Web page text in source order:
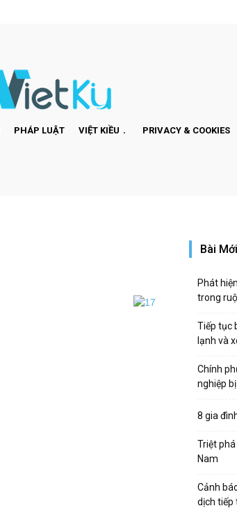
PHÁP LUẬT VIỆT KIỀU PRIVACY & COOKIES
Bài Mới
Phát
trong
Tiếp tục
lạnh và
Chính
nghiệp
8 gia
Triệt
Nam
Cảnh
dịch tiếp